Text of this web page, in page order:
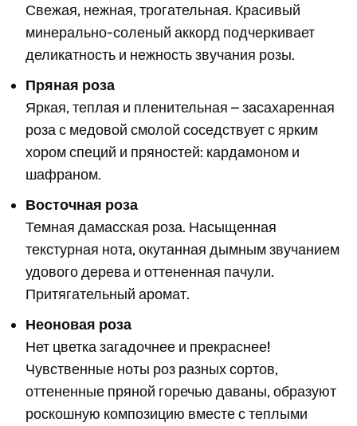
Свежая, нежная, трогательная. Красивый
минерально-соленый аккорд подчеркивает
деликатность и нежность звучания розы.
Пряная роза
Яркая, теплая и пленительная – засахаренная
роза с медовой смолой соседствует с ярким
хором специй и пряностей: кардамоном и
шафраном.
Восточная роза
Темная дамасская роза. Насыщенная
текстурная нота, окутанная дымным звучанием
удового дерева и оттененная пачули.
Притягательный аромат.
Неоновая роза
Нет цветка загадочнее и прекраснее!
Чувственные ноты роз разных сортов,
оттененные пряной горечью даваны, образуют
роскошную композицию вместе с теплыми